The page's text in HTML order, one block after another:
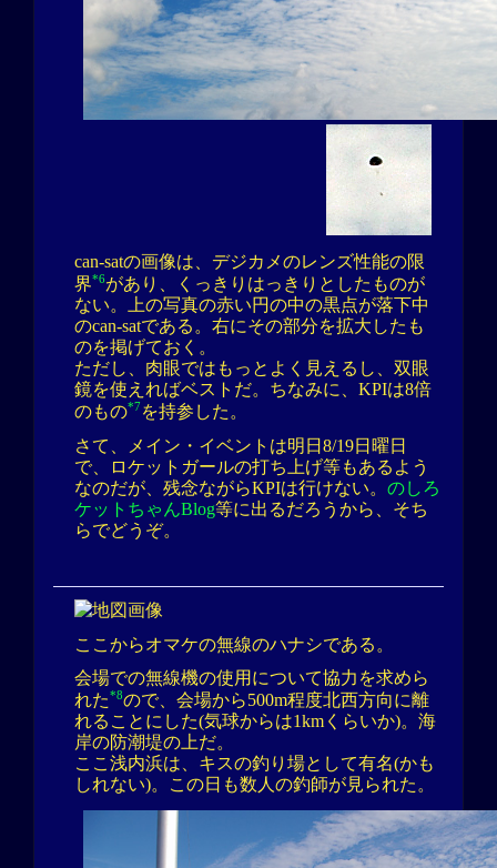
can-satの画像は、デジカメのレンズ性能の限
界*6があり、くっきりはっきりとしたものが
ない。上の写真の赤い円の中の黒点が落下中
のcan-satである。右にその部分を拡大したも
のを掲げておく。
ただし、肉眼ではもっとよく見えるし、双眼
鏡を使えればベストだ。ちなみに、KPIは8倍
のもの*7を持参した。
さて、メイン・イベントは明日8/19日曜日
で、ロケットガールの打ち上げ等もあるよう
なのだが、残念ながらKPIは行けない。 のしろ
ケットちゃんBlog等に出るだろうから、そち
らでどうぞ。
ここからオマケの無線のハナシである。
会場での無線機の使用について協力を求めら
れた*8ので、会場から500m程度北西方向に離
れることにした(気球からは1kmくらいか)。海
岸の防潮堤の上だ。
ここ浅内浜は、キスの釣り場として有名(かも
しれない)。この日も数人の釣師が見られた。